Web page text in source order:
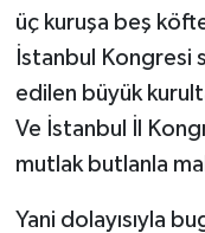
üç kuruşa beş
İstanbul Kongresi
edilen büyük
Ve İstanbul İl
mutlak butlanla
Yani dolayısıyla